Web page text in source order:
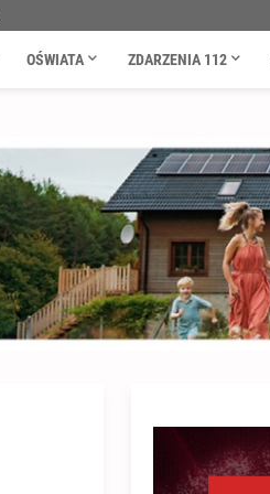
OŚWIATA ZDARZENIA 112